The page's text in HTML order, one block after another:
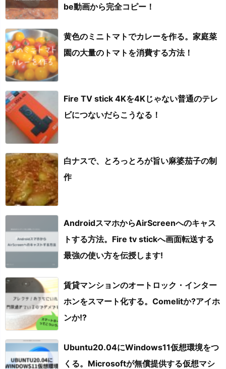
be動画から完全コピー！
黄色のミニトマトでカレーを作る。家庭菜
園の大量のトマトを消費する方法！
Fire TV stick 4Kを4Kじゃない普通のテレ
ビにつないだらこうなる！
白ナスで、とろっとろが旨い麻婆茄子の制
作
AndroidスマホからAirScreenへのキャス
トする方法。Fire tv stickへ画面転送する
最強の使い方を伝授します!
賃貸マンションのオートロック・インター
ホンをスマート化する。Comelitか?アイホ
ンか!?
Ubuntu20.04にWindows11仮想環境をつ
くる。Microsoftが無償提供する仮想マシ